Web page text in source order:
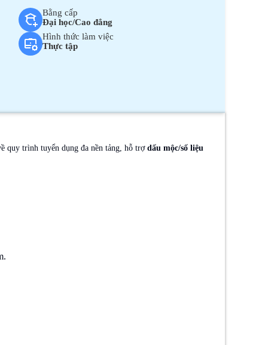
Bằng cấp
Đại học/Cao đẳng
Hình thức làm việc
Thực tập
quy trình tuyển dụng đa nền tảng, hỗ trợ dấu mộc/số liệu